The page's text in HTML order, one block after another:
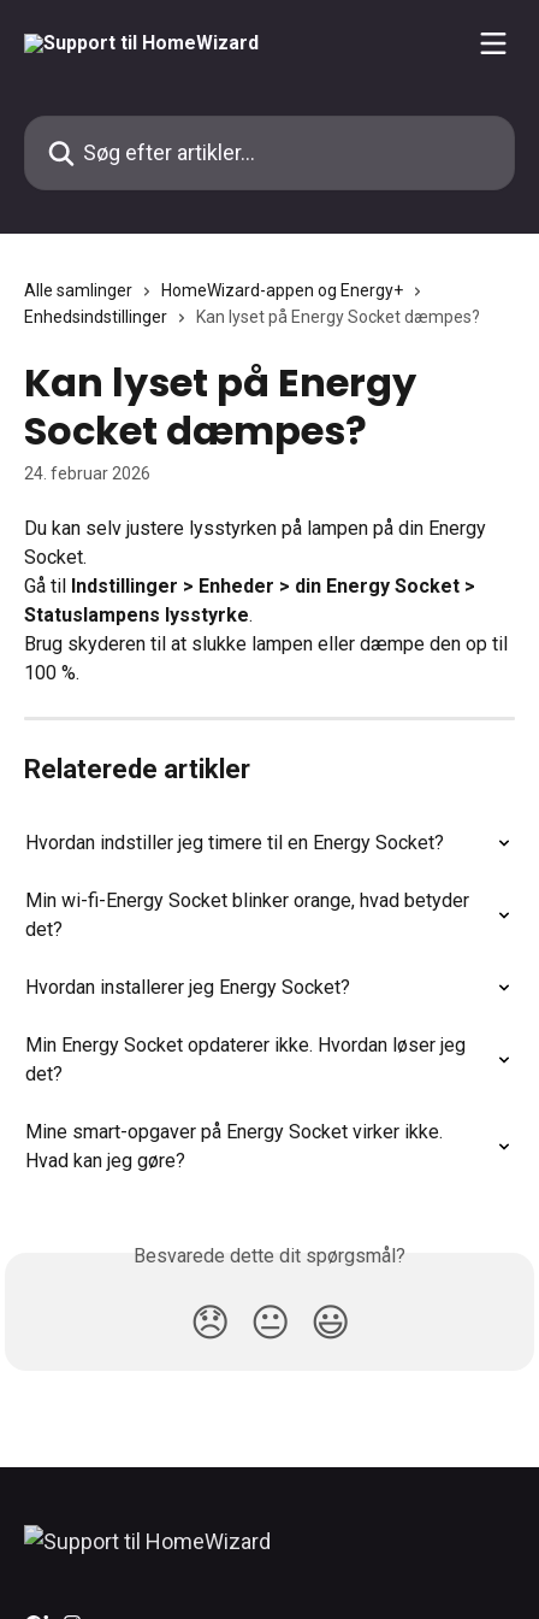
Søg efter artikler...
Alle samlinger
HomeWizard-appen og Energy+
Enhedsindstillinger
Kan lyset på Energy Socket dæmpes?
Kan lyset på Energy
Socket dæmpes?
24. februar 2026
Du kan selv justere lysstyrken på lampen på din Energy
Socket.
Gå til Indstillinger > Enheder > din Energy Socket >
Statuslampens lysstyrke.
Brug skyderen til at slukke lampen eller dæmpe den op til
100 %.
Relaterede artikler
Hvordan indstiller jeg timere til en Energy Socket?
Min wi-fi-Energy Socket blinker orange, hvad betyder
det?
Hvordan installerer jeg Energy Socket?
Min Energy Socket opdaterer ikke. Hvordan løser jeg
det?
Mine smart-opgaver på Energy Socket virker ikke.
Hvad kan jeg gøre?
Besvarede dette dit spørgsmål?
😞 😐 😃